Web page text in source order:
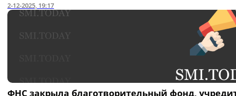
2-12-2025, 19:17
ФНС закрыла благотворительный фонд,